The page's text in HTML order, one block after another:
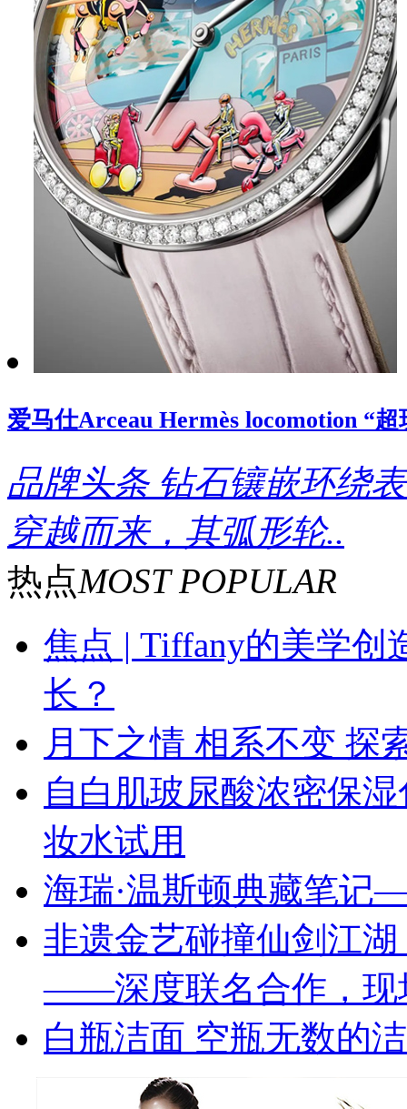
爱马仕Arceau Hermès locomotion “
品牌头条 钻石镶嵌环绕
穿越而来，其弧形轮..
热点MOST POPULAR
焦点 | Tiffany的美学创
长？
月下之情 相系不变 探
自白肌玻尿酸浓密保
妆水试用
海瑞·温斯顿典藏笔记
非遗金艺碰撞仙剑江
——深度联名合作，现
白瓶洁面 空瓶无数的